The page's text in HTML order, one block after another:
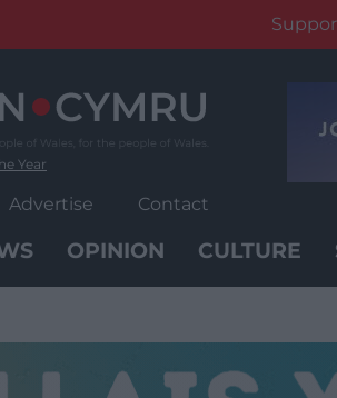
Year
Advertise Contact
OPINION CULTURE